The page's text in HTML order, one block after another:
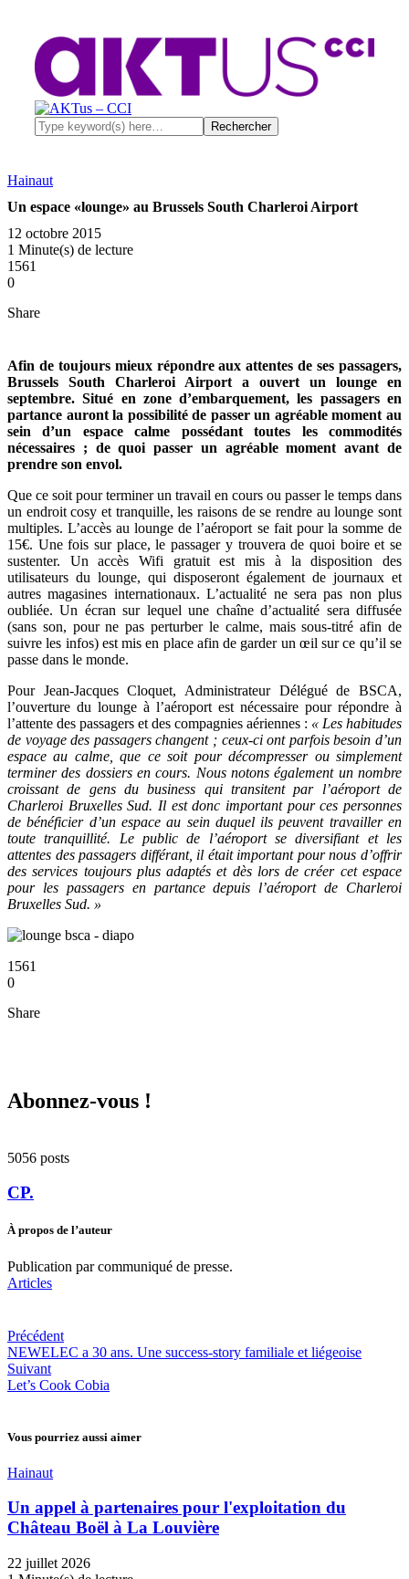
Hainaut
Un espace «lounge» au Brussels South Charleroi Airport
12 octobre 2015
1 Minute(s) de lecture
1561
0
Share
Afin de toujours mieux répondre aux attentes de ses passagers,
Brussels South Charleroi Airport a ouvert un lounge en
septembre. Situé en zone d’embarquement, les passagers en
partance auront la possibilité de passer un agréable moment au
sein d’un espace calme possédant toutes les commodités
nécessaires ; de quoi passer un agréable moment avant de
prendre son envol.
Que ce soit pour terminer un travail en cours ou passer le temps dans
un endroit cosy et tranquille, les raisons de se rendre au lounge sont
multiples. L’accès au lounge de l’aéroport se fait pour la somme de
15€. Une fois sur place, le passager y trouvera de quoi boire et se
sustenter. Un accès Wifi gratuit est mis à la disposition des
utilisateurs du lounge, qui disposeront également de journaux et
autres magasines internationaux. L’actualité ne sera pas non plus
oubliée. Un écran sur lequel une chaîne d’actualité sera diffusée
(sans son, pour ne pas perturber le calme, mais sous-titré afin de
suivre les infos) est mis en place afin de garder un œil sur ce qu’il se
passe dans le monde.
Pour Jean-Jacques Cloquet, Administrateur Délégué de BSCA,
l’ouverture du lounge à l’aéroport est nécessaire pour répondre à
l’attente des passagers et des compagnies aériennes : « Les habitudes
de voyage des passagers changent ; ceux-ci ont parfois besoin d’un
espace au calme, que ce soit pour décompresser ou simplement
terminer des dossiers en cours. Nous notons également un nombre
croissant de gens du business qui transitent par l’aéroport de
Charleroi Bruxelles Sud. Il est donc important pour ces personnes
de bénéficier d’un espace au sein duquel ils peuvent travailler en
toute tranquillité. Le public de l’aéroport se diversifiant et les
attentes des passagers différant, il était important pour nous d’offrir
des services toujours plus adaptés et dès lors de créer cet espace
pour les passagers en partance depuis l’aéroport de Charleroi
Bruxelles Sud. »
1561
0
Share
Abonnez-vous !
5056 posts
CP.
À propos de l’auteur
Publication par communiqué de presse.
Articles
Précédent
NEWELEC a 30 ans. Une success-story familiale et liégeoise
Suivant
Let’s Cook Cobia
Vous pourriez aussi aimer
Hainaut
Un appel à partenaires pour l'exploitation du
Château Boël à La Louvière
22 juillet 2026